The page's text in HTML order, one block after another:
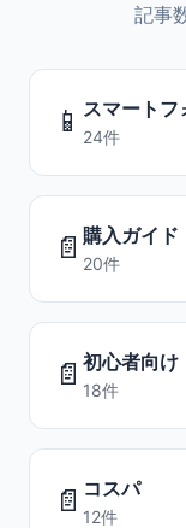
記事
📱 スマートフ
24件
📄 購入ガイド
20件
📄 初心者向け
18件
📄 コスパ
12件